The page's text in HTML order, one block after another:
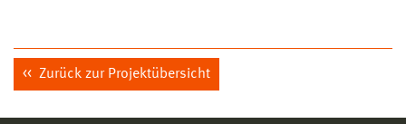
Zurück zur Projektübersicht